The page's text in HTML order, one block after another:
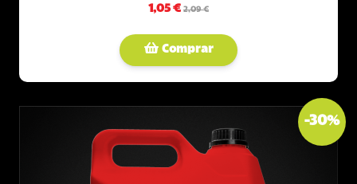
1,05 € 2,09 €
Comprar
-30%